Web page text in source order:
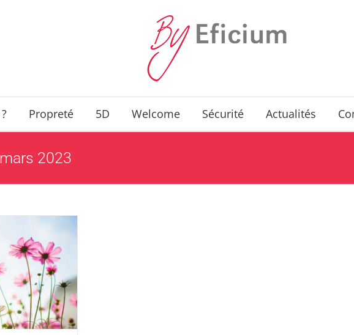
Propreté 5D Welcome Sécurité Actualités
mars 2023